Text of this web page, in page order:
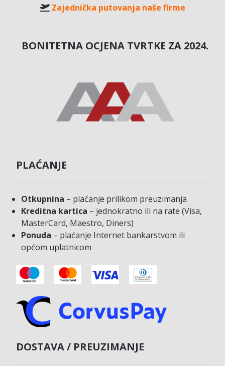
Zajednička putovanja naše firme
BONITETNA OCJENA TVRTKE ZA 2024.
PLAĆANJE
Otkupnina – plaćanje prilikom preuzimanja
Kreditna kartica – jednokratno ili na rate (Visa,
MasterCard, Maestro, Diners)
Ponuda – plaćanje Internet bankarstvom ili
općom uplatnicom
DOSTAVA / PREUZIMANJE